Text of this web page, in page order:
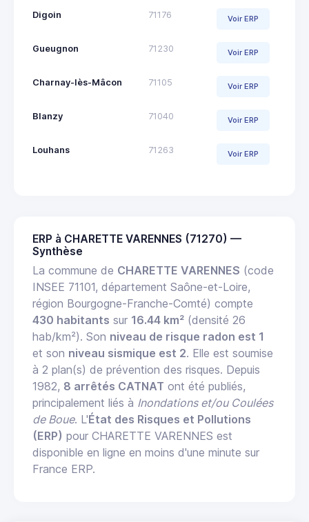
Digoin 71176 Voir ERP
Gueugnon 71230 Voir ERP
Charnay-lès-Mâcon 71105 Voir ERP
Blanzy 71040 Voir ERP
Louhans 71263 Voir ERP
ERP à CHARETTE VARENNES (71270) —
Synthèse
La commune de CHARETTE VARENNES (code
INSEE 71101, département Saône-et-Loire,
région Bourgogne-Franche-Comté) compte
430 habitants sur 16.44 km² (densité 26
hab/km²). Son niveau de risque radon est 1
et son niveau sismique est 2. Elle est soumise
à 2 plan(s) de prévention des risques. Depuis
1982, 8 arrêtés CATNAT ont été publiés,
principalement liés à Inondations et/ou Coulées
de Boue. L'État des Risques et Pollutions
(ERP) pour CHARETTE VARENNES est
disponible en ligne en moins d'une minute sur
France ERP.